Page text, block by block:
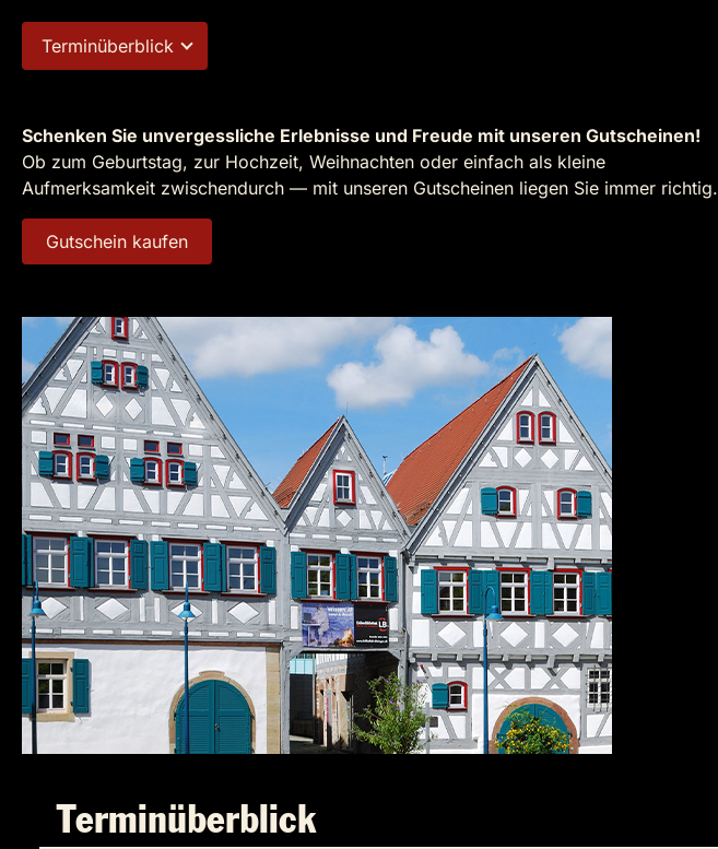
Terminüberblick
Schenken Sie unvergessliche Erlebnisse und Freude mit unseren Gutscheinen!
Ob zum Geburtstag, zur Hochzeit, Weihnachten oder einfach als kleine
Aufmerksamkeit zwischendurch — mit unseren Gutscheinen liegen Sie immer richtig.
Gutschein kaufen
Terminüberblick